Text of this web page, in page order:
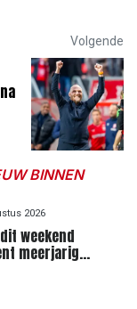
Volgende
BINNEN
2026
weekend
meerjarig